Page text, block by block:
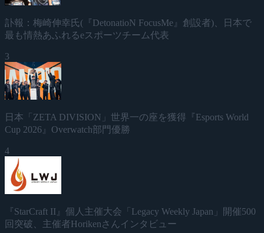
訃報：梅崎伸幸氏(『DetonatioN FocusMe』創設者)、日本で
最も情熱あふれるeスポーツチーム代表
3
日本「ZETA DIVISION」世界一の座を獲得『Esports World
Cup 2026』Overwatch部門優勝
4
『StarCraft II』個人主催大会「Legacy Weekly Japan」開催500
回突破、主催者Horikenさんインタビュー